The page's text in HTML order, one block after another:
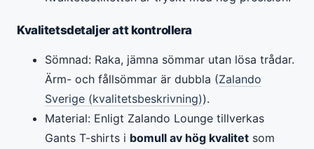
Kvalitetsdetaljer att kontrollera
Sömnad: Raka, jämna sömmar utan lösa trådar.
Ärm- och fållsömmar är dubbla (Zalando
Sverige (kvalitetsbeskrivning)).
Material: Enligt Zalando Lounge tillverkas
Gants T-shirts i bomull av hög kvalitet som